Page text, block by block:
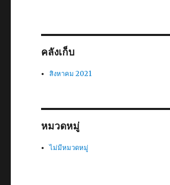
คลังเก็บ
สิงหาคม 2021
หมวดหมู่
ไม่มีหมวดหมู่